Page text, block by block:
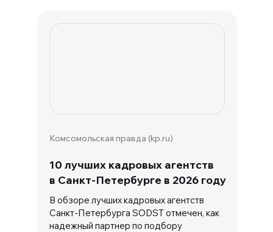
Комсомольская правда (kp.ru)
В обзоре лучших кадровых агентств
Санкт-Петербурга SODST отмечен, как
надежный партнер по подбору
10 лучших кадровых агентств
в Санкт-Петербурге в 2026 году